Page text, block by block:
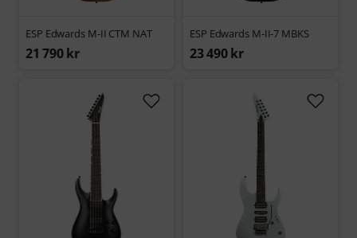
ESP Edwards M-II CTM NAT
21 790 kr
ESP Edwards M-II-7 MBKS
23 490 kr